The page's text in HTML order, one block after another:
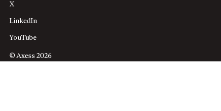
X
LinkedIn
YouTube
© Axess 2026